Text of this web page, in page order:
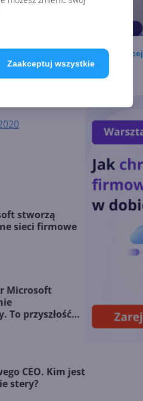
Zaakceptuj wszystkie
w
będzie
stworzą
sieci firmowe
Microsoft
To przyszłość
CEO. Kim jest
stery?
Zobacz więcej